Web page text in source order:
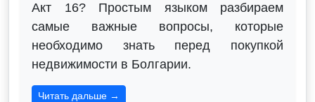
Акт 16? Простым языком разбираем
самые важные вопросы, которые
необходимо знать перед покупкой
недвижимости в Болгарии.
Читать дальше →